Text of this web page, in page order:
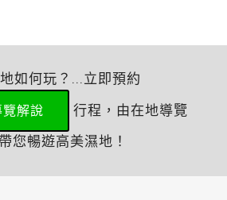
如何玩？...立即預約
解說
行程，由在地導覽
您暢遊高美濕地！